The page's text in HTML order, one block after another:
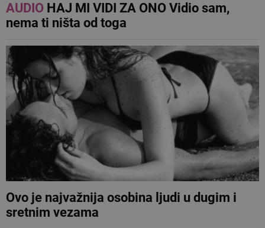
AUDIOHAJ MI VIDI ZA ONO Vidio sam,
nema ti ništa od toga
Ovo je najvažnija osobina ljudi u dugim i
sretnim vezama